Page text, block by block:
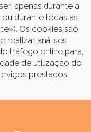
apenas durante a
durante todas as
Os cookies são
realizar análises
tráfego online para,
de utilização do
prestados.